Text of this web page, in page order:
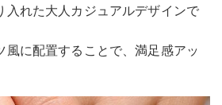
入れた大人カジュアルデザインで
風に配置することで、満足感アッ